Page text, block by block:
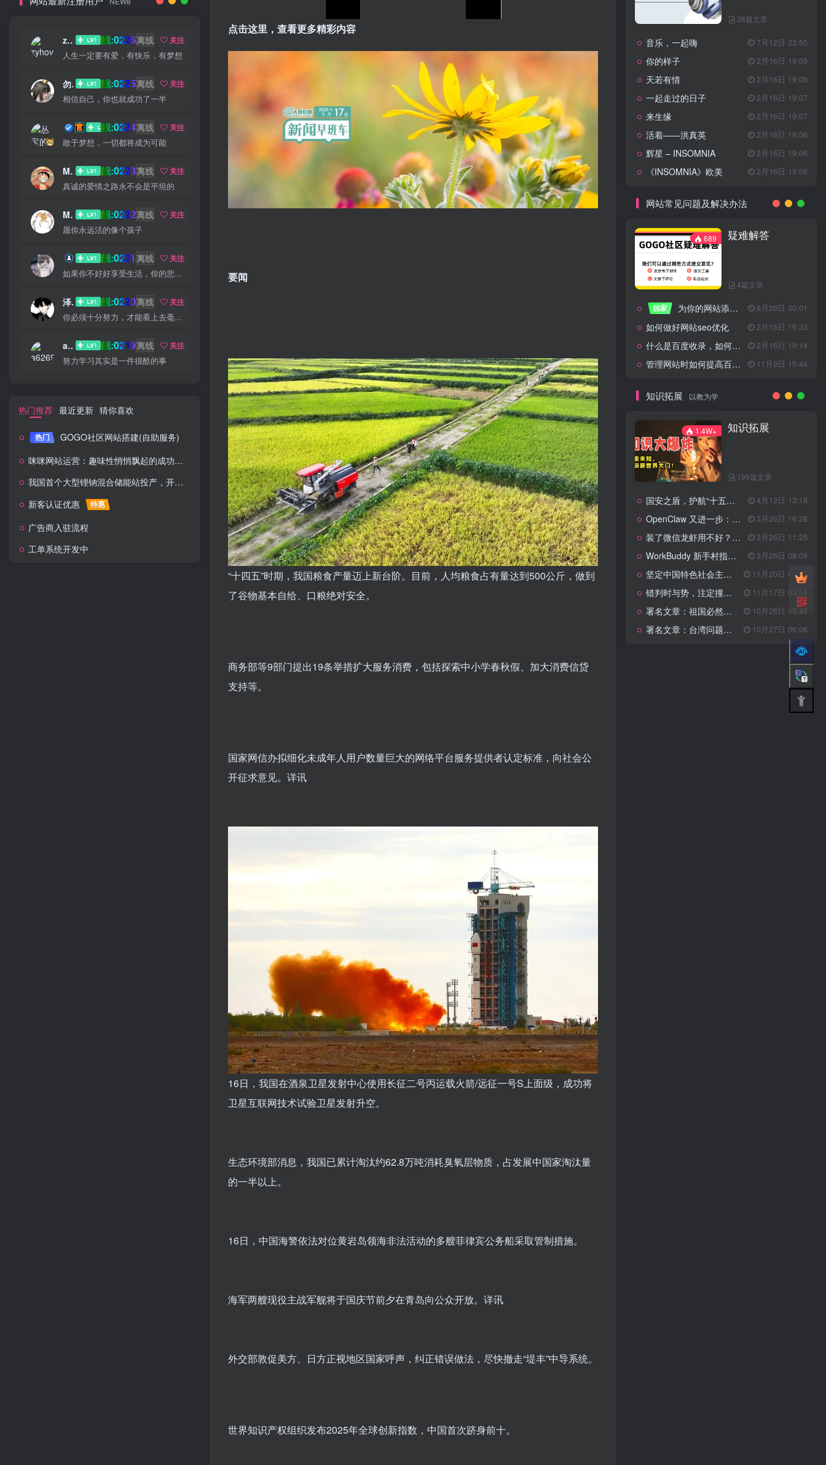
zyhove 靓:0226离线
关注
人生一定要有爱，有快乐，有梦想
勿听 靓:0225离线
关注
相信自己，你也就成功了一半
丛宝 靓:0224离线
关注
敢于梦想，一切都将成为可能
MS-康娃 靓:0223离线
关注
真诚的爱情之路永不会是平坦的
Miss 先生 靓:0222离线
关注
愿你永远活的像个孩子
猫小白 靓:0221 离线
关注
如果你不好好享受生活，你的悲伤、难过、害怕、羞愧和内疚会代替你享受
泽宇 靓:0220离线
关注
你必须十分努力，才能看上去毫不费劲
a626911 靓:0219离线
关注
努力学习其实是一件很酷的事
热门推荐 最近更新 猜你喜欢
热门
GOGO社区网站搭建(自助服务)
咪咪网站运营：趣味性悄悄飘起的成功风头
我国首个大型锂钠混合储能站投产，开启储能新时代
新客认证优惠
特惠
广告商入驻流程
工单系统开发中
点击这里，查看更多精彩内容
要闻
“十四五”时期，我国粮食产量迈上新台阶。目前，人均粮食占有量达到500公斤，做到
了谷物基本自给、口粮绝对安全。
商务部等9部门提出19条举措扩大服务消费，包括探索中小学春秋假、加大消费信贷
支持等。
国家网信办拟细化未成年人用户数量巨大的网络平台服务提供者认定标准，向社会公
开征求意见。 详讯
16日，我国在酒泉卫星发射中心使用长征二号丙运载火箭/远征一号S上面级，成功将
卫星互联网技术试验卫星发射升空。
生态环境部消息，我国已累计淘汰约62.8万吨消耗臭氧层物质，占发展中国家淘汰量
的一半以上。
16日，中国海警依法对位黄岩岛领海非法活动的多艘菲律宾公务船采取管制措施。
海军两艘现役主战军舰将于国庆节前夕在青岛向公众开放。 详讯
外交部敦促美方、日方正视地区国家呼声，纠正错误做法，尽快撤走“堤丰”中导系统。
世界知识产权组织发布2025年全球创新指数，中国首次跻身前十。
28篇文章
音乐，一起嗨 7月12日 23:55
你的样子 2月16日 19:09
天若有情 2月16日 19:09
一起走过的日子 2月16日 19:07
来生缘 2月16日 19:07
活着——洪真英 2月16日 19:06
辉星 – INSOMNIA 2月16日 19:06
《INSOMNIA》欧美 2月16日 19:06
网站常见问题及解决办法
689 疑难解答
4篇文章
独家 为你的网站添加百度登录 8月26日 20:01
如何做好网站seo优化 2月16日 19:33
什么是百度收录，如何提高收录量？ 2月16日 19:14
管理网站时如何提高百度权重？ 11月9日 15:44
知识拓展 以教为学
1.4W+ 知识拓展
199篇文章
国安之盾，护航“十五五”新征程 4月13日 13:18
OpenClaw 又进一步：微信直连+安全检测+版本切换 3月26日 16:28
装了微信龙虾用不好？3步让你轻松指挥AI干活！ 3月26日 11:25
WorkBuddy 新手村指南：10 个核心技巧帮你解锁满级虾🦞！ 3月26日 08:09
坚定中国特色社会主义法治的政治定力 11月20日 06:24
错判时与势，注定撞南墙 11月17日 03:54
署名文章：祖国必然统一势不可挡 10月28日 13:45
署名文章：台湾问题的由来和性质 10月27日 06:06